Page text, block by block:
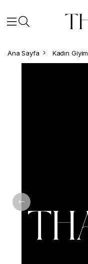
Ana Sayfa Kadın Giyim